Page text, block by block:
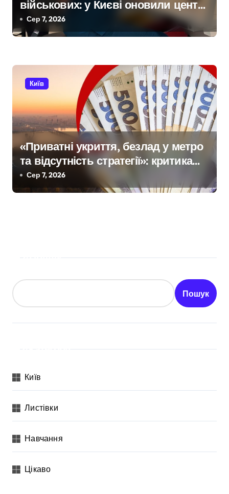
військових: у Києві оновили центр
репродуктивної медицини
Сер 7, 2026
Київ
«Приватні укриття, безлад у метро
та відсутність стратегії»: критика
політики безпеки Києва
Сер 7, 2026
Пошук
Київ
Листівки
Навчання
Цікаво